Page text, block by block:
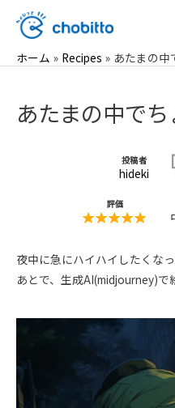
ス
ホーム Recipes あたまの中
あたまの中で
投稿者
hideki
評価
夜中に急にハイハイしたくな
あとで、生成AI(midjourney)で